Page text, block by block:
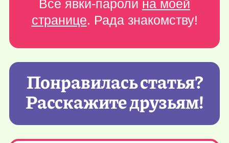
Все явки-пароли на моей
странице. Рада знакомству!
Понравилась статья?
Расскажите друзьям!